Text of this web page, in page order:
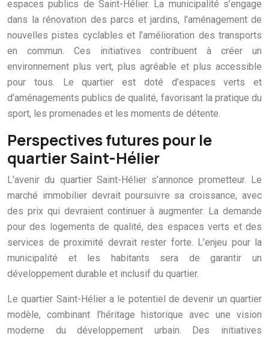
espaces publics de Saint-Hélier. La municipalité s’engage
dans la rénovation des parcs et jardins, l’aménagement de
nouvelles pistes cyclables et l’amélioration des transports
en commun. Ces initiatives contribuent à créer un
environnement plus vert, plus agréable et plus accessible
pour tous. Le quartier est doté d’espaces verts et
d’aménagements publics de qualité, favorisant la pratique du
sport, les promenades et les moments de détente.
Perspectives futures pour le
quartier Saint-Hélier
L’avenir du quartier Saint-Hélier s’annonce prometteur. Le
marché immobilier devrait poursuivre sa croissance, avec
des prix qui devraient continuer à augmenter. La demande
pour des logements de qualité, des espaces verts et des
services de proximité devrait rester forte. L’enjeu pour la
municipalité et les habitants sera de garantir un
développement durable et inclusif du quartier.
Le quartier Saint-Hélier a le potentiel de devenir un quartier
modèle, combinant l’héritage historique avec une vision
moderne du développement urbain. Des initiatives